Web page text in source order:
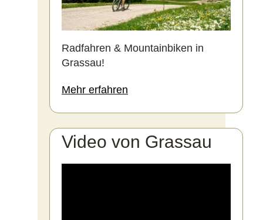
Radfahren & Mountainbiken in
Grassau!
Mehr erfahren
Video von Grassau